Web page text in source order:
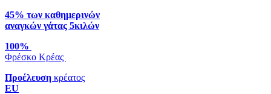
45% των καθημερινών
αναγκών γάτας 5κιλών
100%
Φρέσκο Κρέας
Προέλευση κρέατος
EU